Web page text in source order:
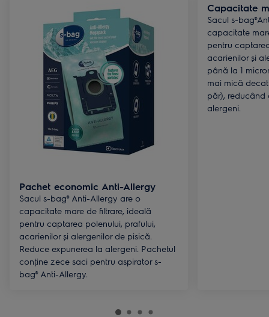
Pachet economic Anti-Allergy
Sacul s-bag® Anti-Allergy are o
capacitate mare de filtrare, ideală
pentru captarea polenului, prafului,
acarienilor și alergenilor de pisică.
Reduce expunerea la alergeni. Pachetul
conţine zece saci pentru aspirator s-
bag® Anti-Allergy.
Capacitate
Sacul s-
capacitate
pentru
acarienilor și
până la 1
mai mică
păr), reducând
alergeni.